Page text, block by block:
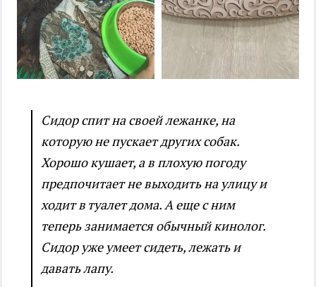
Сидор спит на своей лежанке, на
которую не пускает других собак.
Хорошо кушает, а в плохую погоду
предпочитает не выходить на улицу и
ходит в туалет дома. А еще с ним
теперь занимается обычный кинолог.
Сидор уже умеет сидеть, лежать и
давать лапу.